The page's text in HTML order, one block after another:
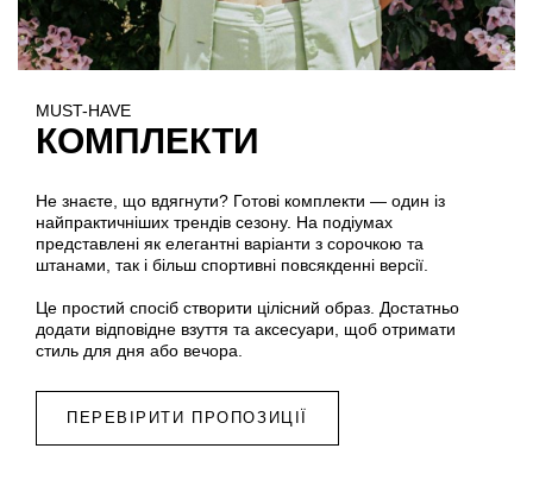
MUST-HAVE
КОМПЛЕКТИ
Не знаєте, що вдягнути? Готові комплекти — один із
найпрактичніших трендів сезону. На подіумах
представлені як елегантні варіанти з сорочкою та
штанами, так і більш спортивні повсякденні версії.
Це простий спосіб створити цілісний образ. Достатньо
додати відповідне взуття та аксесуари, щоб отримати
стиль для дня або вечора.
ПЕРЕВІРИТИ ПРОПОЗИЦІЇ